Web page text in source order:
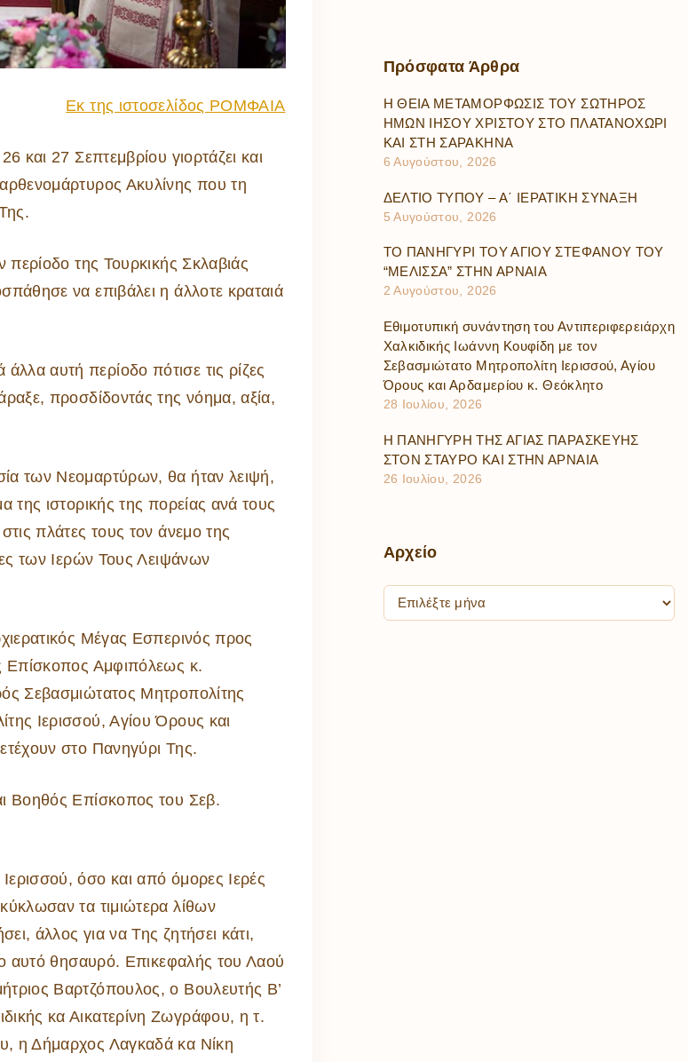
Εκ της ιστοσελίδος ΡΟΜΦΑΙΑ
και 27 Σεπτεμβρίου γιορτάζει και
Ακυλίνης που τη
περίοδο της Τουρκικής Σκλαβιάς
να επιβάλει η άλλοτε κραταιά
αυτή περίοδο πότισε τις ρίζες
προσδίδοντάς της νόημα, αξία,
των Νεομαρτύρων, θα ήταν λειψή,
της ιστορικής της πορείας ανά τους
πλάτες τους τον άνεμο της
των Ιερών Τους Λειψάνων
Μέγας Εσπερινός προς
Επίσκοπος Αμφιπόλεως κ.
Σεβασμιώτατος Μητροπολίτης
Ιερισσού, Αγίου Όρους και
στο Πανηγύρι Της.
Βοηθός Επίσκοπος του Σεβ.
όσο και από όμορες Ιερές
τα τιμιώτερα λίθων
άλλος για να Της ζητήσει κάτι,
αυτό θησαυρό. Επικεφαλής του Λαού
Βαρτζόπουλος, ο Βουλευτής Β’
κα Αικατερίνη Ζωγράφου, η τ.
η Δήμαρχος Λαγκαδά κα Νίκη
Πρόσφατα Άρθρα
Η ΘΕΙΑ ΜΕΤΑΜΟΡΦΩΣΙΣ ΤΟΥ ΣΩΤΗΡΟΣ
ΗΜΩΝ ΙΗΣΟΥ ΧΡΙΣΤΟΥ ΣΤΟ ΠΛΑΤΑΝΟΧΩΡΙ
ΚΑΙ ΣΤΗ ΣΑΡΑΚΗΝΑ
6 Αυγούστου, 2026
ΔΕΛΤΙΟ ΤΥΠΟΥ – Α΄ ΙΕΡΑΤΙΚΗ ΣΥΝΑΞΗ
5 Αυγούστου, 2026
ΤΟ ΠΑΝΗΓΥΡΙ ΤΟΥ ΑΓΙΟΥ ΣΤΕΦΑΝΟΥ ΤΟΥ
“ΜΕΛΙΣΣΑ” ΣΤΗΝ ΑΡΝΑΙΑ
2 Αυγούστου, 2026
Εθιμοτυπική συνάντηση του Αντιπεριφερειάρχη
Χαλκιδικής Ιωάννη Κουφίδη με τον
Σεβασμιώτατο Μητροπολίτη Ιερισσού, Αγίου
Όρους και Αρδαμερίου κ. Θεόκλητο
28 Ιουλίου, 2026
Η ΠΑΝΗΓΥΡΗ ΤΗΣ ΑΓΙΑΣ ΠΑΡΑΣΚΕΥΗΣ
ΣΤΟΝ ΣΤΑΥΡΟ ΚΑΙ ΣΤΗΝ ΑΡΝΑΙΑ
26 Ιουλίου, 2026
Αρχείο